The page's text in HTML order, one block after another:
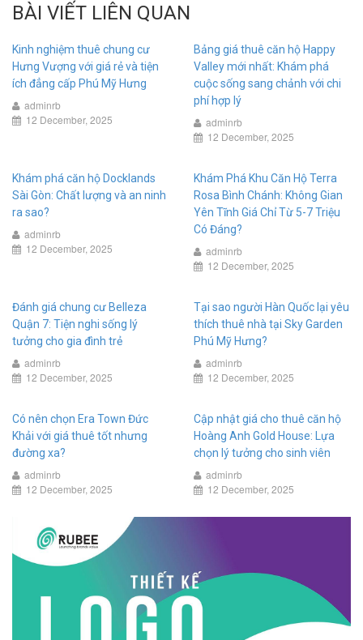
BÀI VIẾT LIÊN QUAN
Kinh nghiệm thuê chung cư
Hưng Vượng với giá rẻ và tiện
ích đẳng cấp Phú Mỹ Hưng
adminrb
12 December, 2025
Bảng giá thuê căn hộ Happy
Valley mới nhất: Khám phá
cuộc sống sang chảnh với chi
phí hợp lý
adminrb
12 December, 2025
Khám phá căn hộ Docklands
Sài Gòn: Chất lượng và an ninh
ra sao?
adminrb
12 December, 2025
Khám Phá Khu Căn Hộ Terra
Rosa Bình Chánh: Không Gian
Yên Tĩnh Giá Chỉ Từ 5-7 Triệu
Có Đáng?
adminrb
12 December, 2025
Đánh giá chung cư Belleza
Quận 7: Tiện nghi sống lý
tưởng cho gia đình trẻ
adminrb
12 December, 2025
Tại sao người Hàn Quốc lại yêu
thích thuê nhà tại Sky Garden
Phú Mỹ Hưng?
adminrb
12 December, 2025
Có nên chọn Era Town Đức
Khải với giá thuê tốt nhưng
đường xa?
adminrb
12 December, 2025
Cập nhật giá cho thuê căn hộ
Hoàng Anh Gold House: Lựa
chọn lý tưởng cho sinh viên
adminrb
12 December, 2025